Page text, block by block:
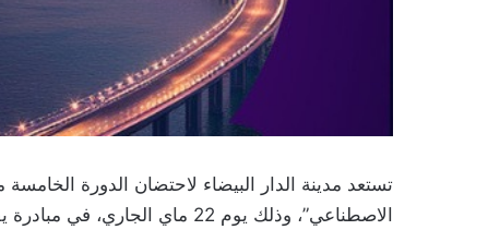
تستعد مدينة الدار البيضاء لاحتضان الدورة